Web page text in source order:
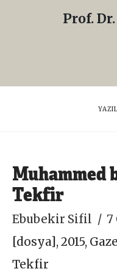
Sifil
Prof.
HOME
Muhammed
Tekfir
Ebubekir Sifil
7
[dosya] ,2015,
Tekfir